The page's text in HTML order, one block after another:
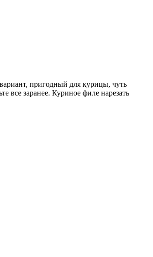
пригодный для курицы, чуть
все заранее. Куриное филе нарезать